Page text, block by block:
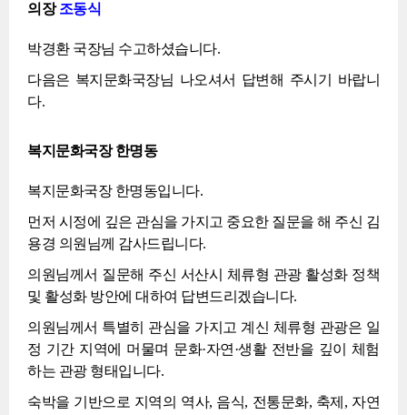
의장조동식
박경환 국장님 수고하셨습니다.
다음은 복지문화국장님 나오셔서 답변해 주시기 바랍니
다.
복지문화국장 한명동
복지문화국장 한명동입니다.
먼저 시정에 깊은 관심을 가지고 중요한 질문을 해 주신 김
용경 의원님께 감사드립니다.
의원님께서 질문해 주신 서산시 체류형 관광 활성화 정책
및 활성화 방안에 대하여 답변드리겠습니다.
의원님께서 특별히 관심을 가지고 계신 체류형 관광은 일
정 기간 지역에 머물며 문화·자연·생활 전반을 깊이 체험
하는 관광 형태입니다.
숙박을 기반으로 지역의 역사, 음식, 전통문화, 축제, 자연